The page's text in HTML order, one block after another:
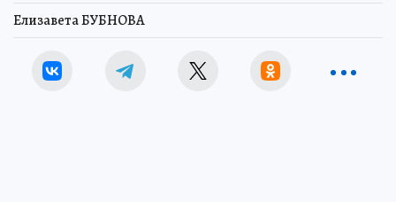
Елизавета БУБНОВА